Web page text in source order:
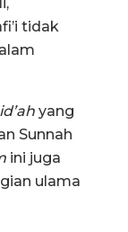
tidak
yang
Sunnah
ini juga
ulama